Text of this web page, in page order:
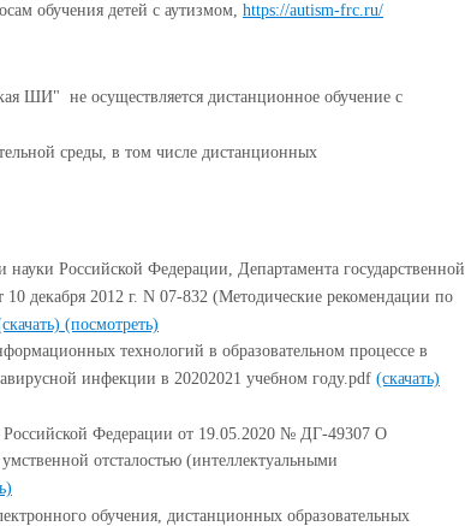
обучения детей с аутизмом, https://autism-frc.ru/
ШИ" не осуществляется дистанционное обучение с
среды, в том числе дистанционных
Российской Федерации, Департамента государственной
декабря 2012 г. N 07-832 (Методические рекомендации по
(посмотреть)
технологий в образовательном процессе в
инфекции в 20202021 учебном году.pdf (скачать)
Федерации от 19.05.2020 № ДГ-49307 О
отсталостью (интеллектуальными
обучения, дистанционных образовательных